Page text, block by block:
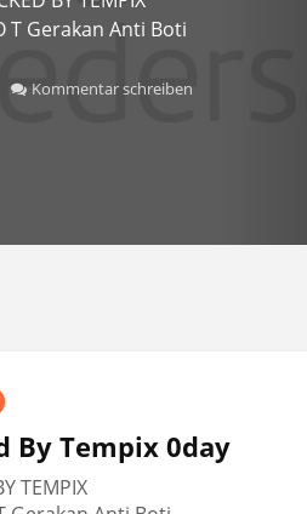
T Gerakan Anti Boti
Kommentar schreiben
By Tempix 0day
TEMPIX